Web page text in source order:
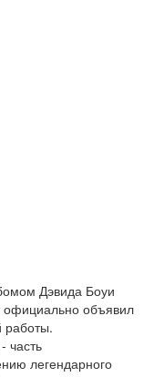
Дэвида Боуи
официально объявил
работы.
часть
легендарного